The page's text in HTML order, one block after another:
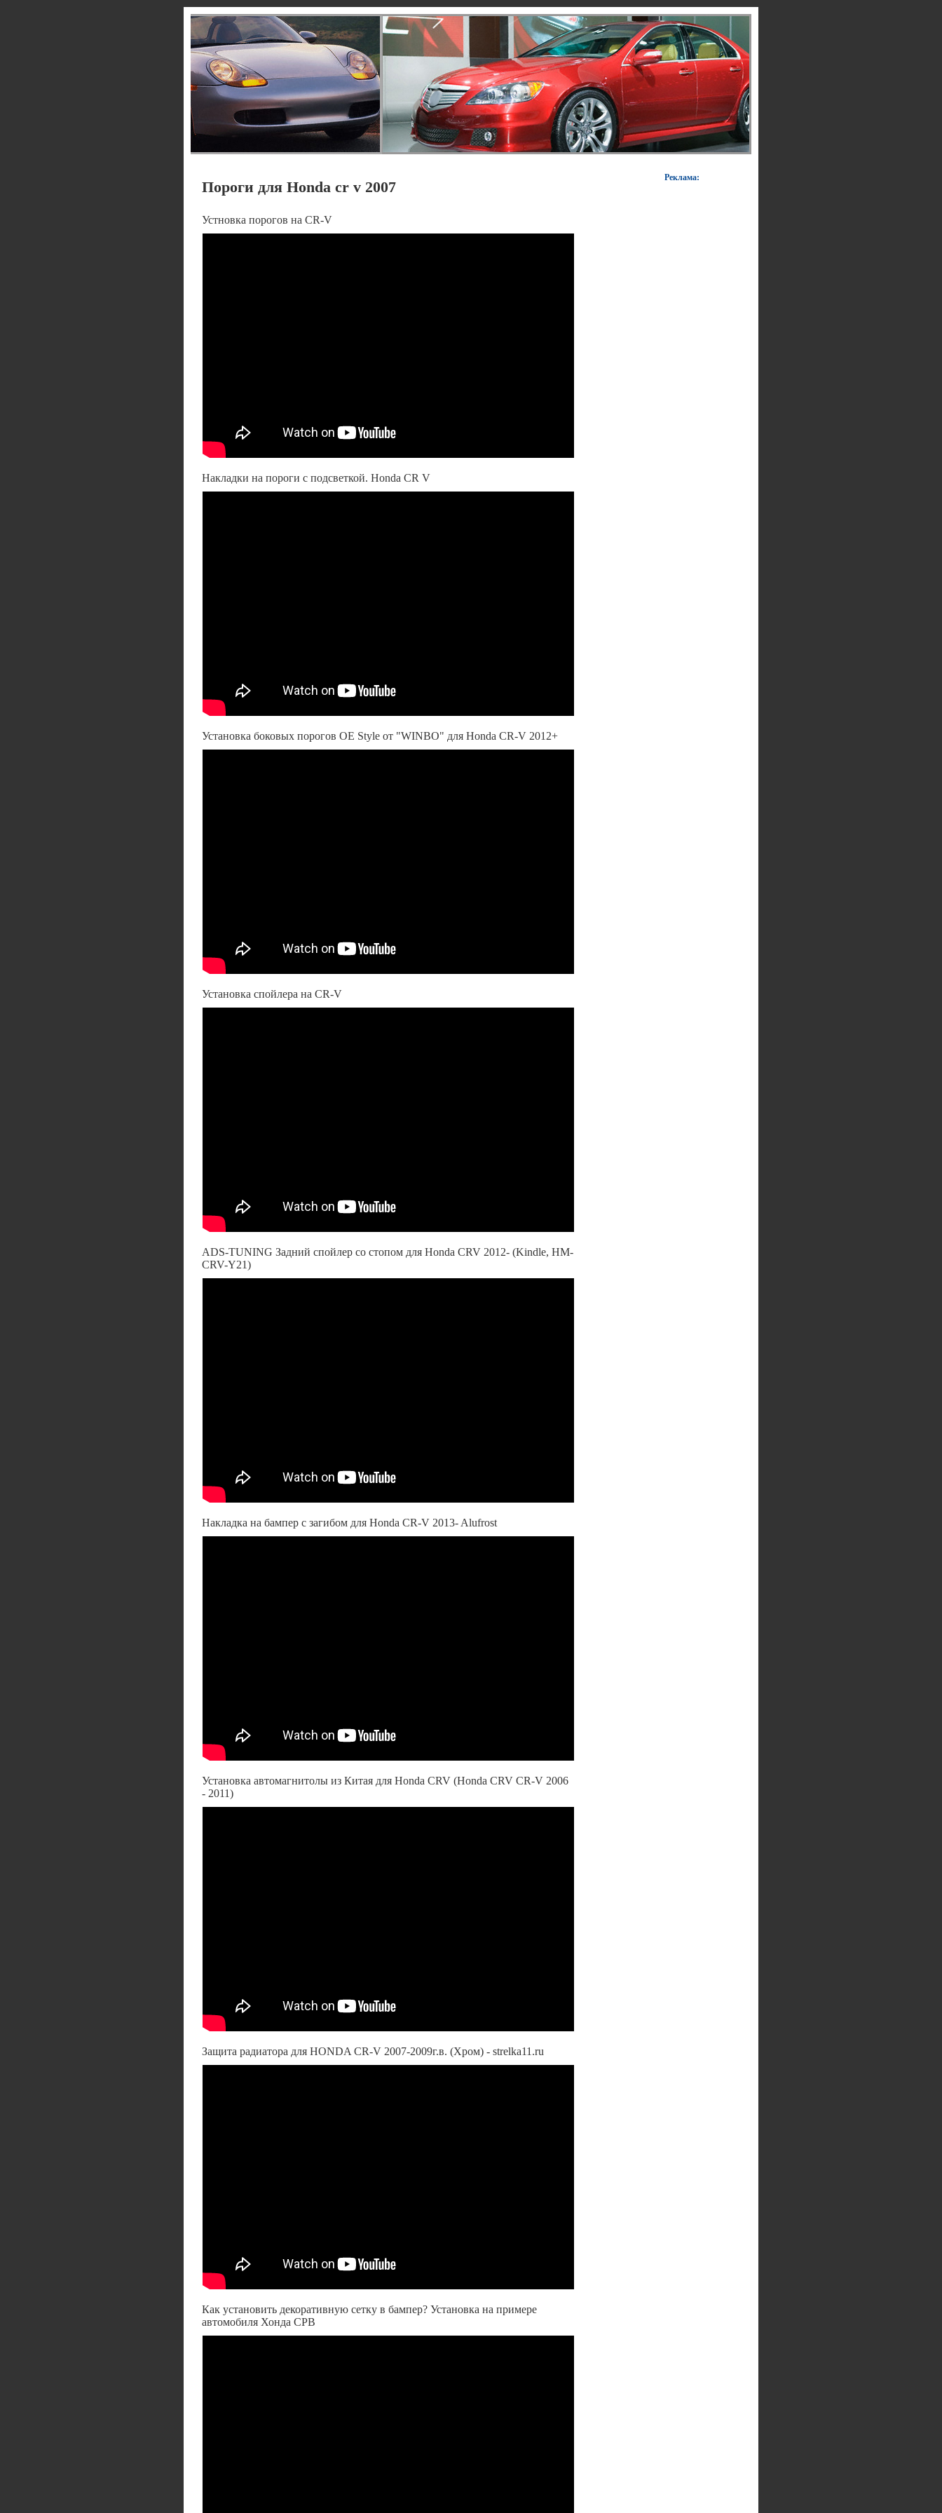
Пороги для Honda cr v 2007
Устновка порогов на CR-V
Накладки на пороги с подсветкой. Honda CR V
Установка боковых порогов OE Style от "WINBO" для Honda CR-V 2012+
Установка спойлера на CR-V
ADS-TUNING Задний спойлер со стопом для Honda CRV 2012- (Kindle, HM-
CRV-Y21)
Накладка на бампер с загибом для Honda CR-V 2013- Alufrost
Установка автомагнитолы из Китая для Honda CRV (Honda CRV CR-V 2006
- 2011)
Защита радиатора для HONDA CR-V 2007-2009г.в. (Хром) - strelka11.ru
Как установить декоративную сетку в бампер? Установка на примере
автомобиля Хонда СРВ
Реклама: